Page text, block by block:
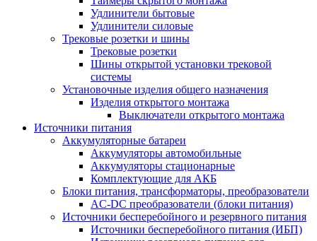
Удлинители бытовые
Удлинители силовые
Трековые розетки и шины
Трековые розетки
Шины открытой установки трековой
системы
Установочные изделия общего назначения
Изделия открытого монтажа
Выключатели открытого монтажа
Источники питания
Аккумуляторные батареи
Аккумуляторы автомобильные
Аккумуляторы стационарные
Комплектующие для АКБ
Блоки питания, трансформаторы, преобразователи
AC-DC преобразователи (блоки питания)
Источники бесперебойного и резервного питания
Источники бесперебойного питания (ИБП)